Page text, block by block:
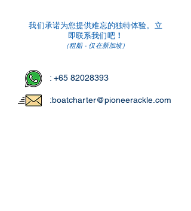
我们承诺为您提供难忘的独特体验。
立
即联系我们吧！
（租船 - 仅在新加坡）
: +65 82028393
:boatcharter@pioneerackle.com